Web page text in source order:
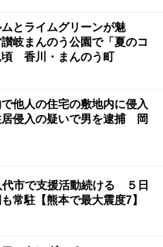
とライムグリーンが魅
岐まんのう公園で「夏のコ
頃 香川・まんのう町
他人の住宅の敷地内に侵入
侵入の疑いで男を逮捕 岡
市で支援活動続ける ５日
常駐【熊本で最大震度7】